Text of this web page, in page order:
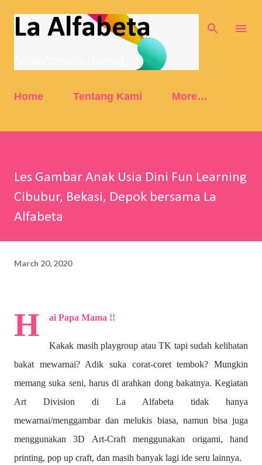
Skip to main content
La Alfabeta
Home Tentang Kami More…
Les Gambar Anak Usia Dini Fun Learning
Cibubur, Bekasi, Depok bersama La
Alfabeta
March 20, 2020
H ai Papa Mama !!
Kakak masih playgroup atau TK tapi sudah kelihatan
bakat mewarnai? Adik suka corat-coret tembok? Mungkin
memang suka seni, harus di arahkan dong bakatnya. Kegiatan
Art Division di La Alfabeta tidak hanya
mewarnai/menggambar dan melukis biasa, namun bisa juga
menggunakan 3D Art-Craft menggunakan origami, hand
printing, pop up craft, dan masih banyak lagi ide seru lainnya.